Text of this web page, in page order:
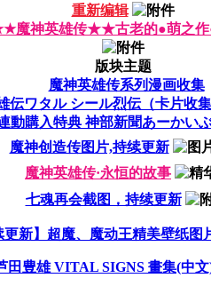
重新编辑
魔神英雄传★★古老的●萌之
版块主题
魔神英雄传系列漫画收集
伝ワタル シール烈伝（卡片收
動購入特典 神部新聞あーかい
魔神创造传图片,持续更新
魔神英雄传·永恒的故事
七魂再会截图，持续更新
更新】超魔、魔动王精美壁纸图
田豊雄 VITAL SIGNS 畫集(中文